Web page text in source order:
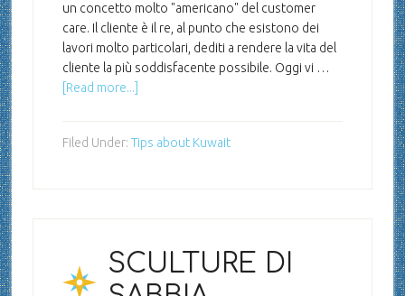
un concetto molto "americano" del customer
care. Il cliente è il re, al punto che esistono dei
lavori molto particolari, dediti a rendere la vita del
cliente la più soddisfacente possibile. Oggi vi …
[Read more...]
Filed Under: Tips about Kuwait
SCULTURE DI